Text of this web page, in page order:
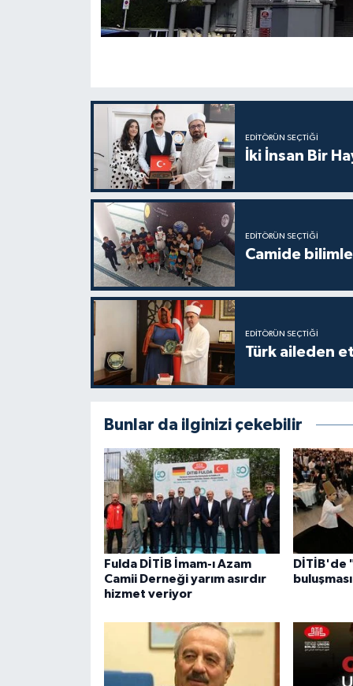
EDITÖRÜN SEÇTIĞI
İki İnsan Bir
EDITÖRÜN SEÇTIĞI
Camide
EDITÖRÜN SEÇTIĞI
Türk aileden
Bunlar da ilginizi çekebilir
Fulda DİTİB İmam-ı Azam
Camii Derneği yarım asırdır
hizmet veriyor
DİTİB'de
buluşması
Konya Müftülüğü
Manisa Müftülüğü
Mardin Müftülüğü
Mersin Müftülüğü
Muğla Müftülüğü
Muş Müftülüğü
Nevşehir Müftülüğü
Niğde Müftülüğü
Osmaniye Müftülüğü
Rize Müftülüğü
Sakarya Müftülüğü
Samsun Müftülüğü
Sinop Müftülüğü